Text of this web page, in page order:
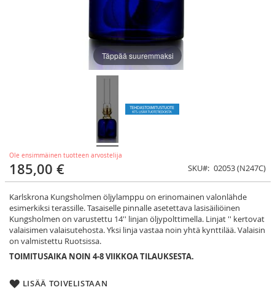
Ole ensimmäinen tuotteen arvostelija
185,00 € SKU 02053 (N247C)
Karlskrona Kungsholmen öljylamppu on erinomainen valonlähde
esimerkiksi terassille. Tasaiselle pinnalle asetettava lasisäiliöinen
Kungsholmen on varustettu 14'' linjan öljypolttimella. Linjat '' kertovat
valaisimen valaisutehosta. Yksi linja vastaa noin yhtä kynttilää. Valaisin
on valmistettu Ruotsissa.
TOIMITUSAIKA NOIN 4-8 VIIKKOA TILAUKSESTA.
LISÄÄ TOIVELISTAAN
Täppää suuremmaksi